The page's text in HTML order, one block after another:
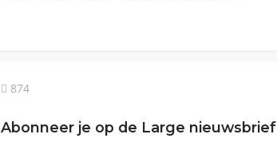
874
Abonneer je op de Large nieuwsbrief